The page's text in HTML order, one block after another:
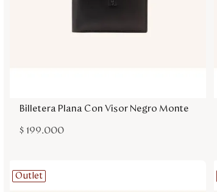
Billetera Plana Con Visor Negro Monte
$ 199.000
Outlet